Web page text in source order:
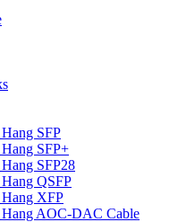
SFP
SFP+
SFP28
QSFP
XFP
AOC-DAC Cable